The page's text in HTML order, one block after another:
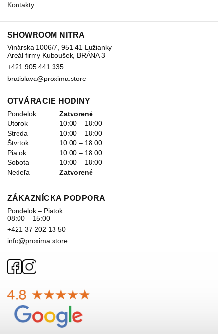
Kontakty
SHOWROOM NITRA
Vinárska 1006/7, 951 41 Lužianky
Areál firmy Kuboušek, BRÁNA 3
+421 905 441 335
bratislava@proxima.store
OTVÁRACIE HODINY
Pondelok
Zatvorené
Utorok
10:00 – 18:00
Streda
10:00 – 18:00
Štvrtok
10:00 – 18:00
Piatok
10:00 – 18:00
Sobota
10:00 – 18:00
Nedeľa
Zatvorené
ZÁKAZNÍCKA PODPORA
Pondelok – Piatok
08:00 – 15:00
+421 37 202 13 50
info@proxima.store